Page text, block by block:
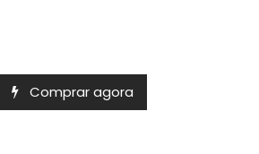
Comprar agora